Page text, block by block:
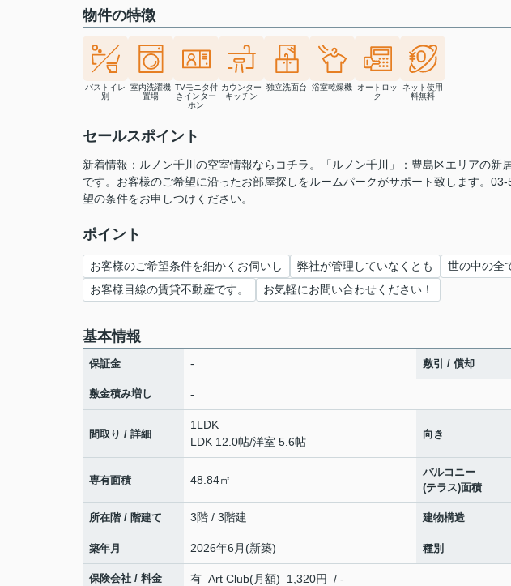
物件の特徴
バストイレ
別
室内洗濯機
置場
TVモニタ付
きインター
ホン
カウンター
キッチン
独立洗面台 浴室乾燥機
オートロッ
ク
ネット使用
料無料
セールスポイント
新着情報：ルノン千川の空室情報ならコチラ。「ルノン千川」：豊島区エリアの新
です。お客様のご希望に沿ったお部屋探しをルームパークがサポート致します。
望の条件をお申しつけください。
ポイント
お客様のご希望条件を細かくお伺いし 弊社が管理していなくとも 世の中の全
お客様目線の賃貸不動産です。
お気軽にお問い合わせください！
基本情報
保証金 - 敷引 / 償却
敷金積み増し -
間取り / 詳細
1LDK
LDK 12.0帖/洋室 5.6帖
向き
専有面積 48.84㎡
バルコニー
(テラス)面積
所在階 / 階建て 3階 / 3階建 建物構造
築年月 2026年6月(新築) 種別
保険会社 / 料金 有 Art Club(月額) 1,320円 / -